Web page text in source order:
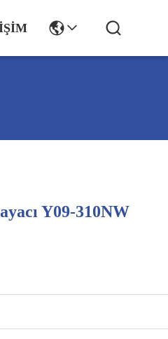
Y09-310NW